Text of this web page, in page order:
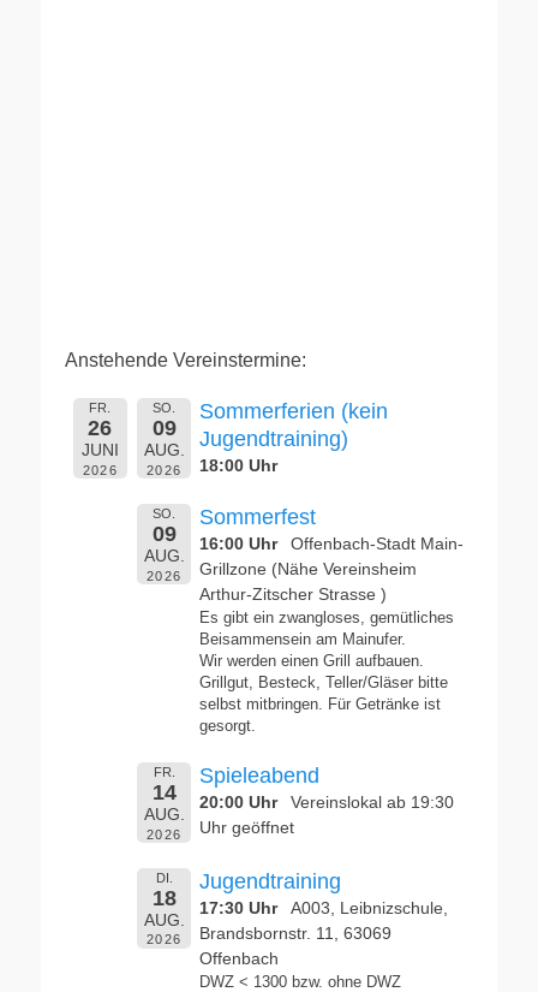
Anstehende Vereinstermine:
FR.
26
JUNI
2026
SO.
09
AUG.
2026
Sommerferien (kein
Jugendtraining)
18:00 Uhr
SO.
09
AUG.
2026
Sommerfest
16:00 Uhr
Offenbach-Stadt Main-
Grillzone (Nähe Vereinsheim
Arthur-Zitscher Strasse )
Es gibt ein zwangloses, gemütliches
Beisammensein am Mainufer.
Wir werden einen Grill aufbauen.
Grillgut, Besteck, Teller/Gläser bitte
selbst mitbringen. Für Getränke ist
gesorgt.
FR.
14
AUG.
2026
Spieleabend
20:00 Uhr
Vereinslokal ab 19:30
Uhr geöffnet
DI.
18
AUG.
2026
Jugendtraining
17:30 Uhr
A003, Leibnizschule,
Brandsbornstr. 11, 63069
Offenbach
DWZ < 1300 bzw. ohne DWZ